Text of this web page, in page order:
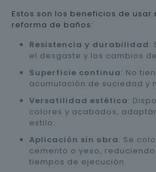
Estos son los beneficios de
reforma de baños:
Resistencia y durabilidad:
el desgaste y los cambios
Superficie continua: No
acumulación de suciedad y
Versatilidad estética:
colores y acabados,
estilo.
Aplicación sin obra: Se
cemento o yeso,
tiempos de ejecución.